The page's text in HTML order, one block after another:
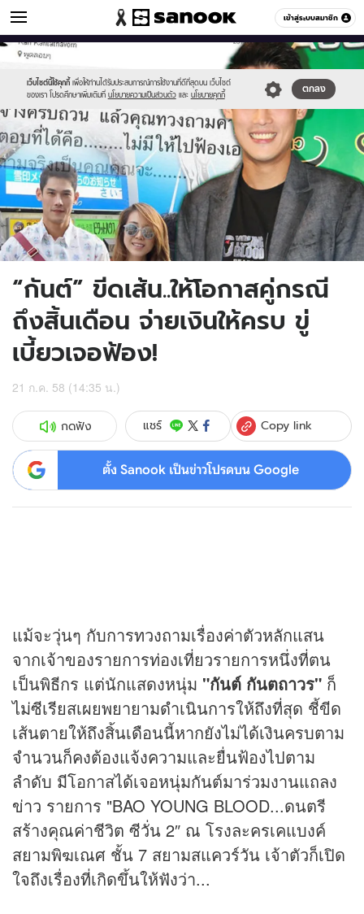
เข้าสู่ระบบสมาชิก
ข่าวบันเทิง หมวดอื่นๆ
เว็บไซต์นี้ใช้คุกกี้ เพื่อให้ท่านได้รับประสบการณ์การใช้งานที่ดีที่สุดบน เว็บไซต์
ของเรา โปรดศึกษาเพิ่มเติมที่ นโยบายความเป็นส่วนตัว และ นโยบายคุกกี้
ตกลง
Sanook
//s.isanook.com/sr/0/images/logo-
sanook.png
600
60
//s.isanook.com/ns/0/ud/366/1833914/kan01.jpg
“กันต์” ขีดเส้น..ให้โอกาสคู่กรณี
ถึงสิ้นเดือน จ่ายเงินให้ครบ ขู่
เบี้ยวเจอฟ้อง!
21 ก.ค. 58 (14:35 น.)
กดฟัง แชร์ Copy link
ตั้ง Sanook เป็นข่าวโปรดบน Google
แม้จะวุ่นๆ กับการทวงถามเรื่องค่าตัวหลักแสน
จากเจ้าของรายการท่องเที่ยวรายการหนึ่งที่ตน
เป็นพิธีกร แต่นักแสดงหนุ่ม "กันต์ กันตถาวร" ก็
ไม่ซีเรียสเผยพยายามดำเนินการให้ถึงที่สุด ชี้ขีด
เส้นตายให้ถึงสิ้นเดือนนี้หากยังไม่ได้เงินครบตาม
จำนวนก็คงต้องแจ้งความและยื่นฟ้องไปตาม
ลำดับ มีโอกาสได้เจอหนุ่มกันต์มาร่วมงานแถลง
ข่าว รายการ "BAO YOUNG BLOOD...ดนตรี
สร้างคุณค่าชีวิต ซีวั่น 2″ ณ โรงละครเคแบงค์
สยามพิฆเณศ ชั้น 7 สยามสแควร์วัน เจ้าตัวก็เปิด
ใจถึงเรื่องที่เกิดขึ้นให้ฟังว่า...